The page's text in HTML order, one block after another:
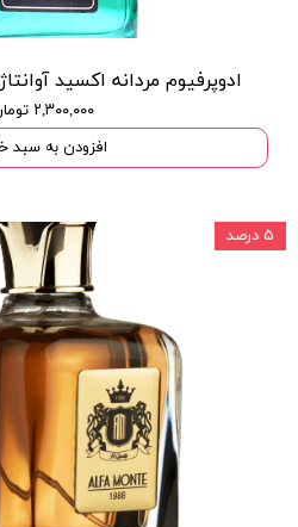
ادوپرفیوم مردانه اکسید آوانتاژ
۲,۳۰۰,۰۰۰ تومان
افزودن به سبد
۵ درصد